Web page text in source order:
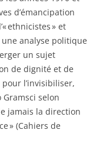
d’émancipation
ethnicistes » et
une analyse politique
un sujet
de dignité et de
l’invisibiliser,
Gramsci selon
jamais la direction
» (Cahiers de